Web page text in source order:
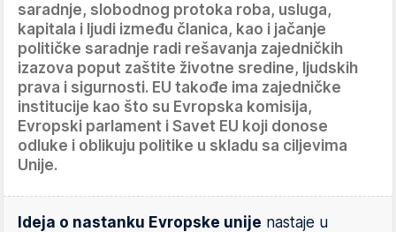
saradnje, slobodnog protoka roba, usluga,
kapitala i ljudi između članica, kao i jačanje
političke saradnje radi rešavanja zajedničkih
izazova poput zaštite životne sredine, ljudskih
prava i sigurnosti. EU takođe ima zajedničke
institucije kao što su Evropska komisija,
Evropski parlament i Savet EU koji donose
odluke i oblikuju politike u skladu sa ciljevima
Unije.
Ideja o nastanku Evropske unije nastaje u